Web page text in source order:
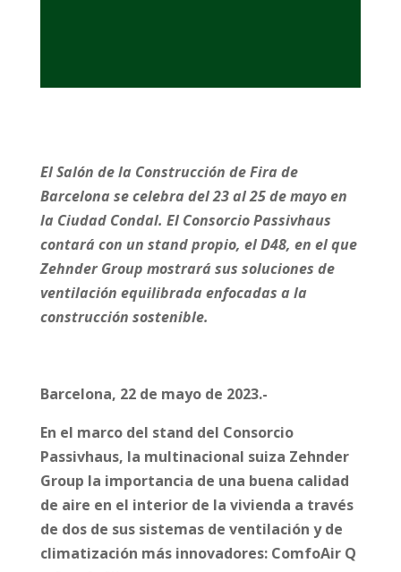
El Salón de la Construcción de Fira de
Barcelona se celebra del 23 al 25 de mayo en
la Ciudad Condal. El Consorcio Passivhaus
contará con un stand propio, el D48, en el que
Zehnder Group mostrará sus soluciones de
ventilación equilibrada enfocadas a la
construcción sostenible.
Barcelona, 22 de mayo de 2023.-
En el marco del stand del Consorcio
Passivhaus, la multinacional suiza Zehnder
Group la importancia de una buena calidad
de aire en el interior de la vivienda a través
de dos de sus sistemas de ventilación y de
climatización más innovadores: ComfoAir Q